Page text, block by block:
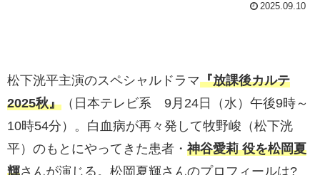
2025.09.10
松下洸平主演のスペシャルドラマ『放課後カルテ
2025秋』 （日本テレビ系 9月24日（水）午後9時～
10時54分）。白血病が再々発して牧野峻（松下洸
平）のもとにやってきた患者・ 神谷愛莉 役を松岡夏
輝さんが演じる。松岡夏輝さんのプロフィールは?